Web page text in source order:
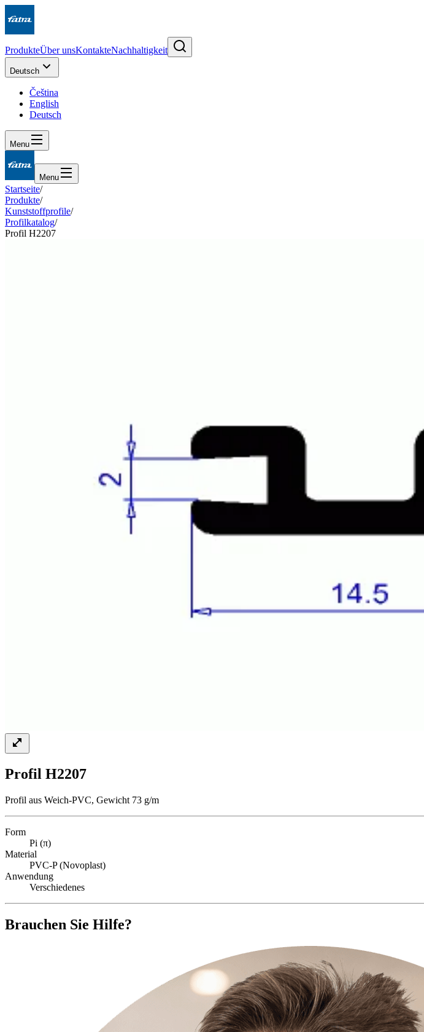
ProdukteÜber unsKontakteNachhaltigkeit
Deutsch
Čeština
English
Deutsch
Menu
Menu
Startseite/
Produkte/
Kunststoffprofile/
Profilkatalog/
Profil H2207
Profil H2207
Profil aus Weich-PVC, Gewicht 73 g/m
Form
Pi (π)
Material
PVC-P (Novoplast)
Anwendung
Verschiedenes
Brauchen Sie Hilfe?